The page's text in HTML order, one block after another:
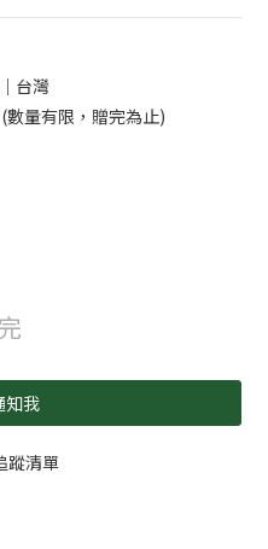
台灣
量有限，贈完為止)
知我
蹤清單